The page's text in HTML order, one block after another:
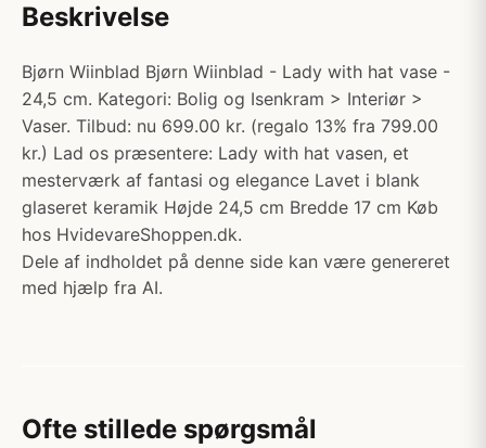
Beskrivelse
Bjørn Wiinblad Bjørn Wiinblad - Lady with hat vase -
24,5 cm. Kategori: Bolig og Isenkram > Interiør >
Vaser. Tilbud: nu 699.00 kr. (regalo 13% fra 799.00
kr.) Lad os præsentere: Lady with hat vasen, et
mesterværk af fantasi og elegance Lavet i blank
glaseret keramik Højde 24,5 cm Bredde 17 cm Køb
hos HvidevareShoppen.dk.
Dele af indholdet på denne side kan være genereret
med hjælp fra AI.
Ofte stillede spørgsmål